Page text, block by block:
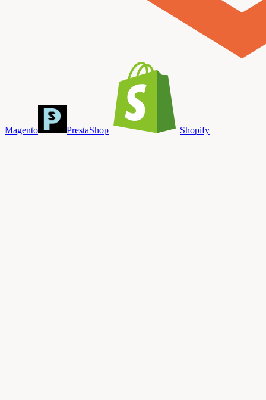
Magento PrestaShop Shopify